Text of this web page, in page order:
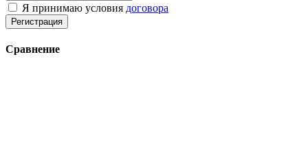
Я принимаю условия договора
Регистрация
Сравнение